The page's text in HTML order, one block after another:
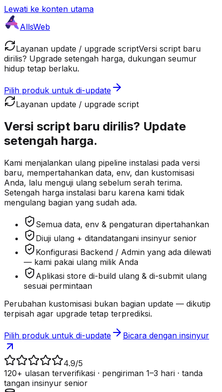
Lewati ke konten utama
AllsWeb
Layanan update / upgrade scriptVersi script baru
dirilis? Upgrade setengah harga, dukungan seumur
hidup tetap berlaku.
Pilih produk untuk di-update
Layanan update / upgrade script
Versi script baru dirilis? Update
setengah harga.
Kami menjalankan ulang pipeline instalasi pada versi
baru, mempertahankan data, env, dan kustomisasi
Anda, lalu menguji ulang sebelum serah terima.
Setengah harga instalasi baru karena kami tidak
mengulang bagian yang sudah ada.
Semua data, env & pengaturan dipertahankan
Diuji ulang + ditandatangani insinyur senior
Konfigurasi Backend / Admin yang ada dilewati
— kami pakai ulang milik Anda
Aplikasi store di-build ulang & di-submit ulang
sesuai permintaan
Perubahan kustomisasi bukan bagian update — dikutip
terpisah agar upgrade tetap terprediksi.
Pilih produk untuk di-update Bicara dengan insinyur
4.9/5
120+ ulasan terverifikasi · pengiriman 1–3 hari · tanda
tangan insinyur senior